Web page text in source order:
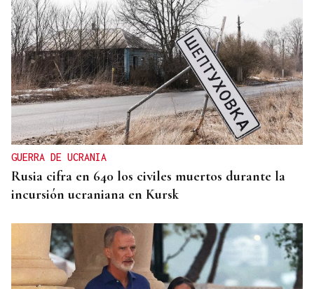
GUERRA DE UCRANIA
Rusia cifra en 640 los civiles muertos durante la
incursión ucraniana en Kursk